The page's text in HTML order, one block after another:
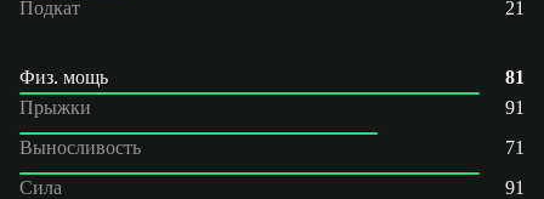
Подкат
21
Физ. мощь
81
Прыжки
91
Выносливость
71
Сила
91